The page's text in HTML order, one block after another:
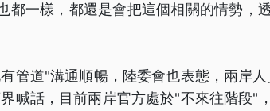
都一樣，都還是會把這個相關的情勢，
管道"溝通順暢，陸委會也表態，兩岸
喊話，目前兩岸官方處於"不來往階段"